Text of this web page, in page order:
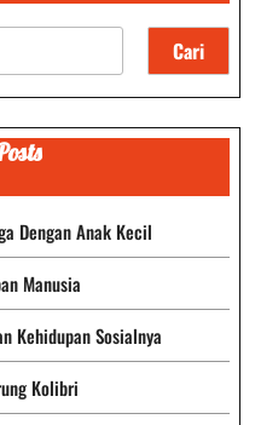
Cari
Dengan Anak Kecil
Manusia
Kehidupan Sosialnya
Kolibri